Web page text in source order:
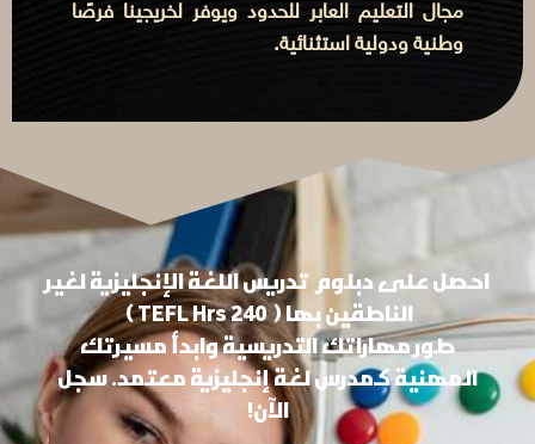
مجال التعليم العابر للحدود ويوفر لخريجينا فرصًا
وطنية ودولية استثنائية.
احصل على دبلوم تدريس اللغة الإنجليزية لغير
الناطقين بها ( 240
TEFLHrs )
طور مهاراتك التدريسية وابدأ مسيرتك
المهنية كمدرس لغة إنجليزية معتمد. سجل
الآن!